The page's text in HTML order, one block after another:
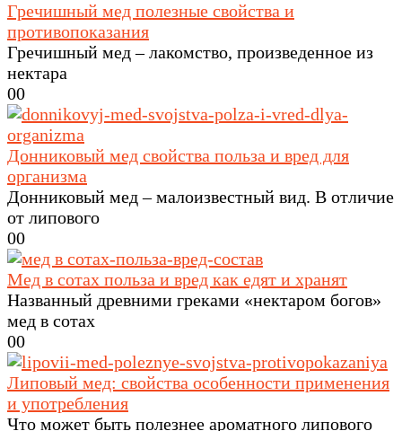
Гречишный мед полезные свойства и
противопоказания
Гречишный мед – лакомство, произведенное из
нектара
00
Донниковый мед свойства польза и вред для
организма
Донниковый мед – малоизвестный вид. В отличие
от липового
00
Мед в сотах польза и вред как едят и хранят
Названный древними греками «нектаром богов»
мед в сотах
00
Липовый мед: свойства особенности применения
и употребления
Что может быть полезнее ароматного липового